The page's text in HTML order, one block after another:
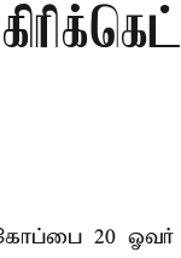
20 ஓவர்